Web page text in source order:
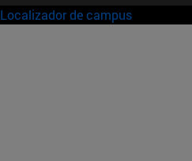
Localizador de campus